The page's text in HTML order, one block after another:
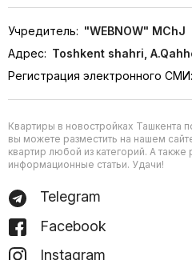
Учредитель: "WEBNOW" MChJ
Адрес: Toshkent shahri,
Регистрация электронного СМИ:
Квартиры в новостройках Ташкента
вы можете разместить на нашем
квартир любой из категорий. А
информационные статьи. Удачи!
Telegram
Facebook
Instagram